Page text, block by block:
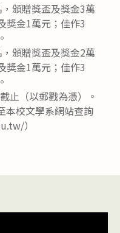
頒贈獎盃及獎金3萬
獎金1萬元；佳作3
頒贈獎盃及獎金2萬
獎金1萬元；佳作3
止（以郵戳為憑）。
本校文學系網站查詢
）